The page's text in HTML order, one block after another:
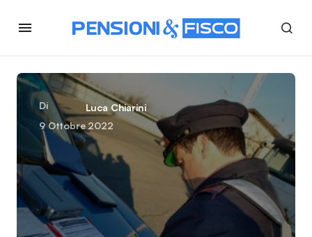
Di
Luca Chiarini
9 Ottobre 2022